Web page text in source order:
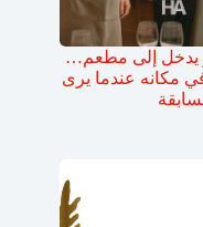
يدخل إلى مطعم…
مكانه عندما يرى